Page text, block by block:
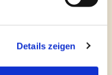
Details zeigen